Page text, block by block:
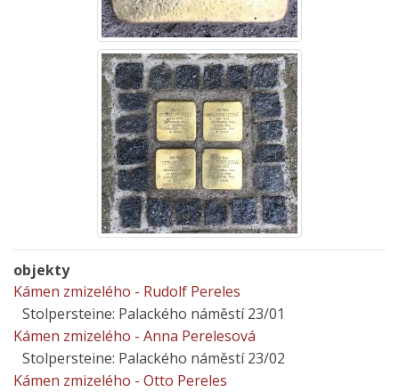
objekty
Kámen zmizelého - Rudolf Pereles
Stolpersteine: Palackého náměstí 23/01
Kámen zmizelého - Anna Perelesová
Stolpersteine: Palackého náměstí 23/02
Kámen zmizelého - Otto Pereles